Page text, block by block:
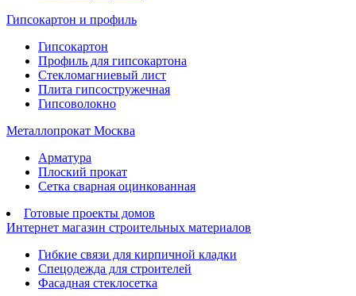
Гипсокартон и профиль
Гипсокартон
Профиль для гипсокартона
Стекломагниевый лист
Плита гипсостружечная
Гипсоволокно
Металлопрокат Москва
Арматура
Плоский прокат
Сетка сварная оцинкованная
Готовые проекты домов
Интернет магазин строительных материалов
Гибкие связи для кирпичной кладки
Спецодежда для строителей
Фасадная стеклосетка